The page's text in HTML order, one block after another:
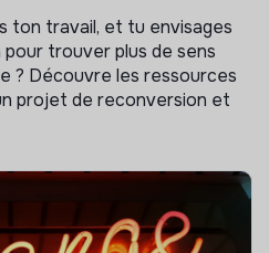
ton travail, et tu envisages
trouver plus de sens
? Découvre les ressources
projet de reconversion et